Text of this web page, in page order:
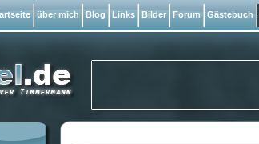
über mich Blog Links Bilder Forum Gästebuch